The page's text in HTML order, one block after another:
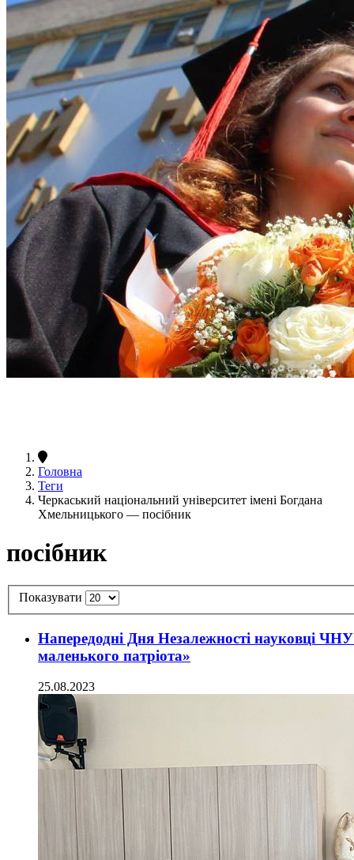
Головна
Теги
Черкаський національний університет імені Богдана
Хмельницького — посібник
посібник
Показувати
Напередодні Дня Незалежності науковці
маленького патріота»
25.08.2023